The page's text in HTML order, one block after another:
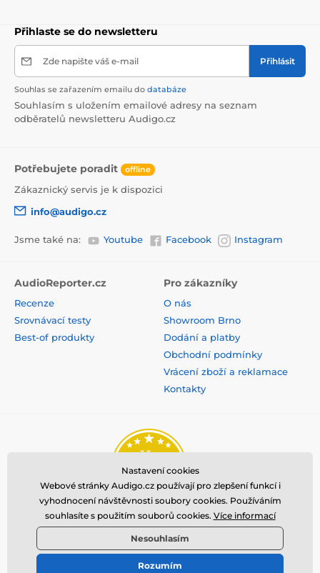
Přihlaste se do newsletteru
Zde napište váš e-mail Přihlásit
Souhlas se zařazením emailu do databáze
Souhlasím s uložením emailové adresy na seznam
odběratelů newsletteru Audigo.cz
Potřebujete poradit offline
Zákaznický servis je k dispozici
info@audigo.cz
Jsme také na: Youtube Facebook Instagram
AudioReporter.cz
Recenze
Srovnávací testy
Best-of produkty
Pro zákazníky
O nás
Showroom Brno
Dodání a platby
Obchodní podmínky
Vrácení zboží a reklamace
Kontakty
© 2026 www.audigo.cz ⦁ E-shop vytvořila
Nastavení cookies
Webové stránky Audigo.cz používají pro zlepšení funkcí i
vyhodnocení návštěvnosti soubory cookies. Používáním
souhlasíte s použitím souborů cookies. Více informací
Nesouhlasím
Rozumím